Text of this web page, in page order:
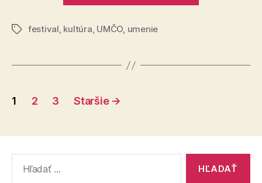
sa
Značkyfestival, kultúra, UMČO, umenie
Stránkovanie
1 2 3 Staršie →